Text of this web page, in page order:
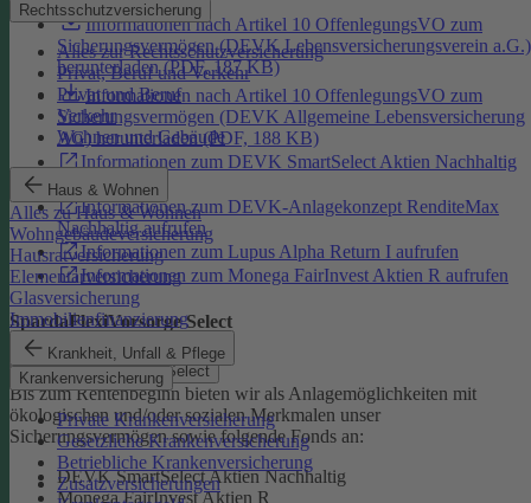
Rechtsschutzversicherung
Alles zur Rechtsschutzversicherung
Privat, Beruf und Verkehr
Privat und Beruf
Verkehr
Wohnen und Gebäude
Haus & Wohnen
Alles zu Haus & Wohnen
Wohngebäudeversicherung
Hausratversicherung
Elementarversicherung
Glasversicherung
Immobilienfinanzierung
Krankheit, Unfall & Pflege
Krankenversicherung
Private Krankenversicherung
Gesetzliche Krankenversicherung
Betriebliche Krankenversicherung
Zusatzversicherungen
Informationen nach Artikel 10 OffenlegungsVO zum
Sicherungsvermögen (DEVK Lebensversicherungsverein a.G.)
herunterladen (PDF, 187 KB)
Informationen nach Artikel 10 OffenlegungsVO zum
Sicherungsvermögen (DEVK Allgemeine Lebensversicherung
AG) herunterladen (PDF, 188 KB)
Informationen zum DEVK SmartSelect Aktien Nachhaltig
aufrufen
Informationen zum DEVK-Anlagekonzept RenditeMax
Nachhaltig aufrufen
Informationen zum Lupus Alpha Return I aufrufen
Informationen zum Monega FairInvest Aktien R aufrufen
SpardaFlexiVorsorge Select
SpardaFlexiVorsorge Select
Bis zum Rentenbeginn bieten wir als Anlagemöglichkeiten mit
ökologischen und/oder sozialen Merkmalen unser
Sicherungsvermögen sowie folgende Fonds an:
DEVK SmartSelect Aktien Nachhaltig
Monega FairInvest Aktien R